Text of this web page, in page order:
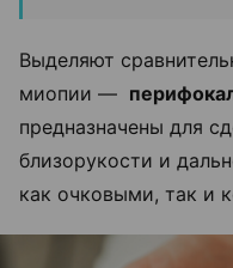
Выделяют
миопии —
предназначены для
близорукости и
как очковыми, так и